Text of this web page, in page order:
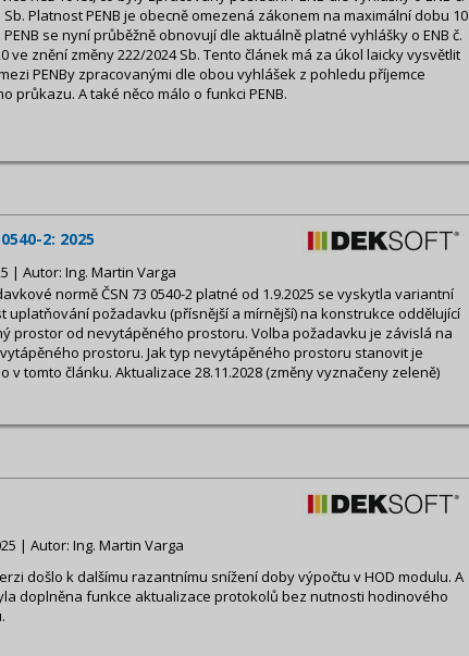
Sb. Platnost PENB je obecně omezená zákonem na maximální dobu 10
PENB se nyní průběžně obnovují dle aktuálně platné vyhlášky o ENB č.
ve znění změny 222/2024 Sb. Tento článek má za úkol laicky vysvětlit
PENBy zpracovanými dle obou vyhlášek z pohledu příjemce
průkazu. A také něco málo o funkci PENB.
2: 2025
| Autor: Ing. Martin Varga
normě ČSN 73 0540-2 platné od 1.9.2025 se vyskytla variantní
uplatňování požadavku (přísnější a mírnější) na konstrukce oddělující
prostor od nevytápěného prostoru. Volba požadavku je závislá na
prostoru. Jak typ nevytápěného prostoru stanovit je
v tomto článku. Aktualizace 28.11.2028 (změny vyznačeny zeleně)
| Autor: Ing. Martin Varga
došlo k dalšímu razantnímu snížení doby výpočtu v HOD modulu. A
doplněna funkce aktualizace protokolů bez nutnosti hodinového